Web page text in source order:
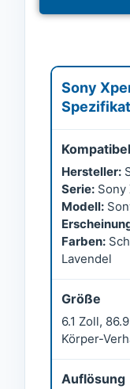
Sony
Kompatibel
Hersteller:
Serie: Sony
Modell:
Farben:
Lavendel
Größe
6.1 Zoll,
Körper-
Auflösung